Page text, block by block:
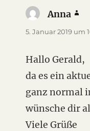
Anna
5. Januar 2019 um
Hallo Gerald,
da es ein
ganz normal
wünsche dir
Viele Grüße